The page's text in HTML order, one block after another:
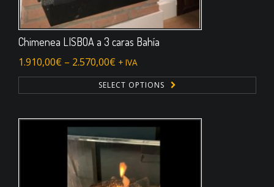
Chimenea LISBOA a 3 caras Bahía
1.910,00€ – 2.570,00€ + IVA
SELECT OPTIONS